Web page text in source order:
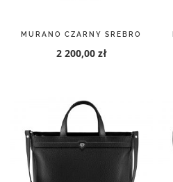
MURANO CZARNY SREBRO
2 200,00 zł